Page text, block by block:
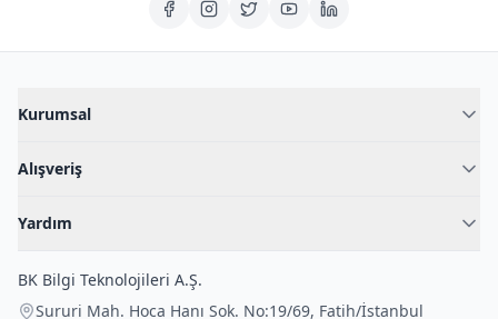
Kurumsal
Blog
İç Giyim Rehberi
Alışveriş
Fantazi İç Giyim
Çocuk İç Giyim
Yardım
İade Politikası
BK Bilgi Teknolojileri A.Ş.
Sururi Mah. Hoca Hanı Sok. No:19/69, Fatih/İstanbul